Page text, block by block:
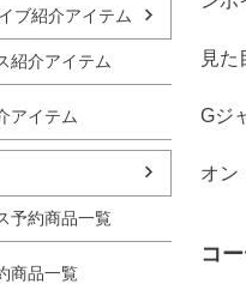
ブ紹介アイテム
紹介アイテム
アイテム
予約商品一覧
商品一覧
見た
Gジ
オン
コ